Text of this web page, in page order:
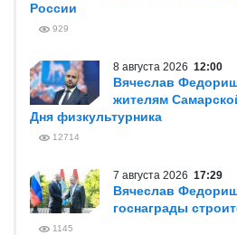
России
929
8 августа 2026 12:00
Вячеслав
жителям
Дня физкультурника
12714
7 августа 2026 17:29
Вячеслав
госнаграды
1145